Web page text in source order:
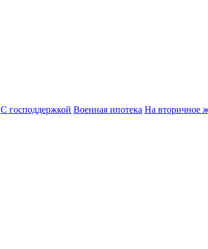
С господдержкой Военная ипотека На вторичное